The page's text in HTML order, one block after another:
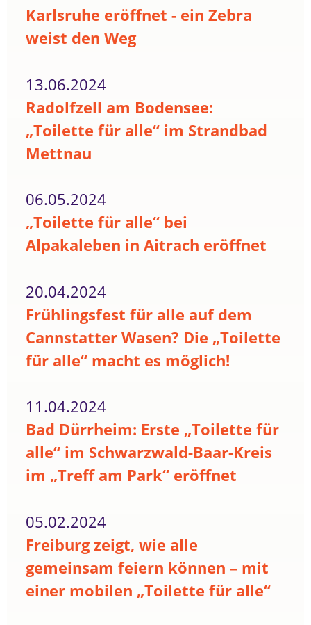
Karlsruhe eröffnet - ein Zebra
weist den Weg
13.06.2024
Radolfzell am Bodensee:
„Toilette für alle“ im Strandbad
Mettnau
06.05.2024
„Toilette für alle“ bei
Alpakaleben in Aitrach eröffnet
20.04.2024
Frühlingsfest für alle auf dem
Cannstatter Wasen? Die „Toilette
für alle“ macht es möglich!
11.04.2024
Bad Dürrheim: Erste „Toilette für
alle“ im Schwarzwald-Baar-Kreis
im „Treff am Park“ eröffnet
05.02.2024
Freiburg zeigt, wie alle
gemeinsam feiern können – mit
einer mobilen „Toilette für alle“